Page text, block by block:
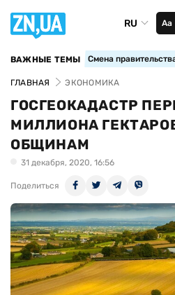
RU Аа
ВАЖНЫЕ ТЕМЫ Смена
ГЛАВНАЯ ЭКОНОМИКА
ГОСГЕОКАДАСТР
МИЛЛИОНА
ОБЩИНАМ
31 декабря, 2020, 16:56
Поделиться